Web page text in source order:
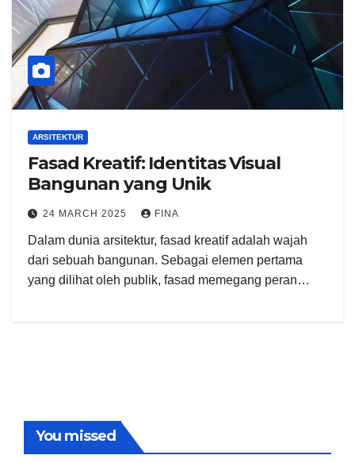
ARSITEKTUR
Fasad Kreatif: Identitas Visual
Bangunan yang Unik
24 MARCH 2025 FINA
Dalam dunia arsitektur, fasad kreatif adalah wajah
dari sebuah bangunan. Sebagai elemen pertama
yang dilihat oleh publik, fasad memegang peran…
You missed